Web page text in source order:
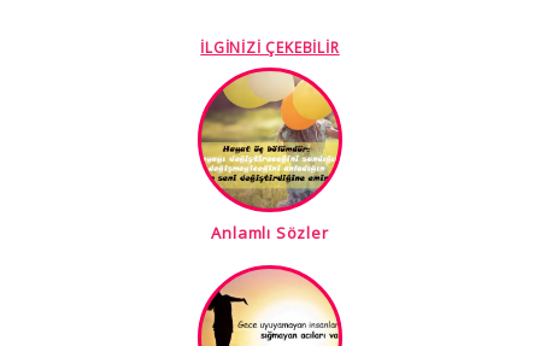
İLGİNİZİ ÇEKEBİLİR
Anlamlı Sözler